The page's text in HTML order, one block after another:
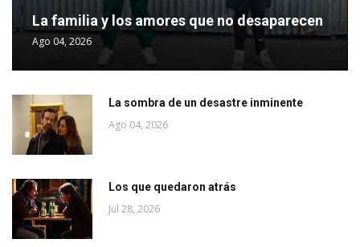
La familia y los amores que no desaparecen
Ago 04, 2026
La sombra de un desastre inminente
Ago 04, 2026
Los que quedaron atrás
Jul 28, 2026